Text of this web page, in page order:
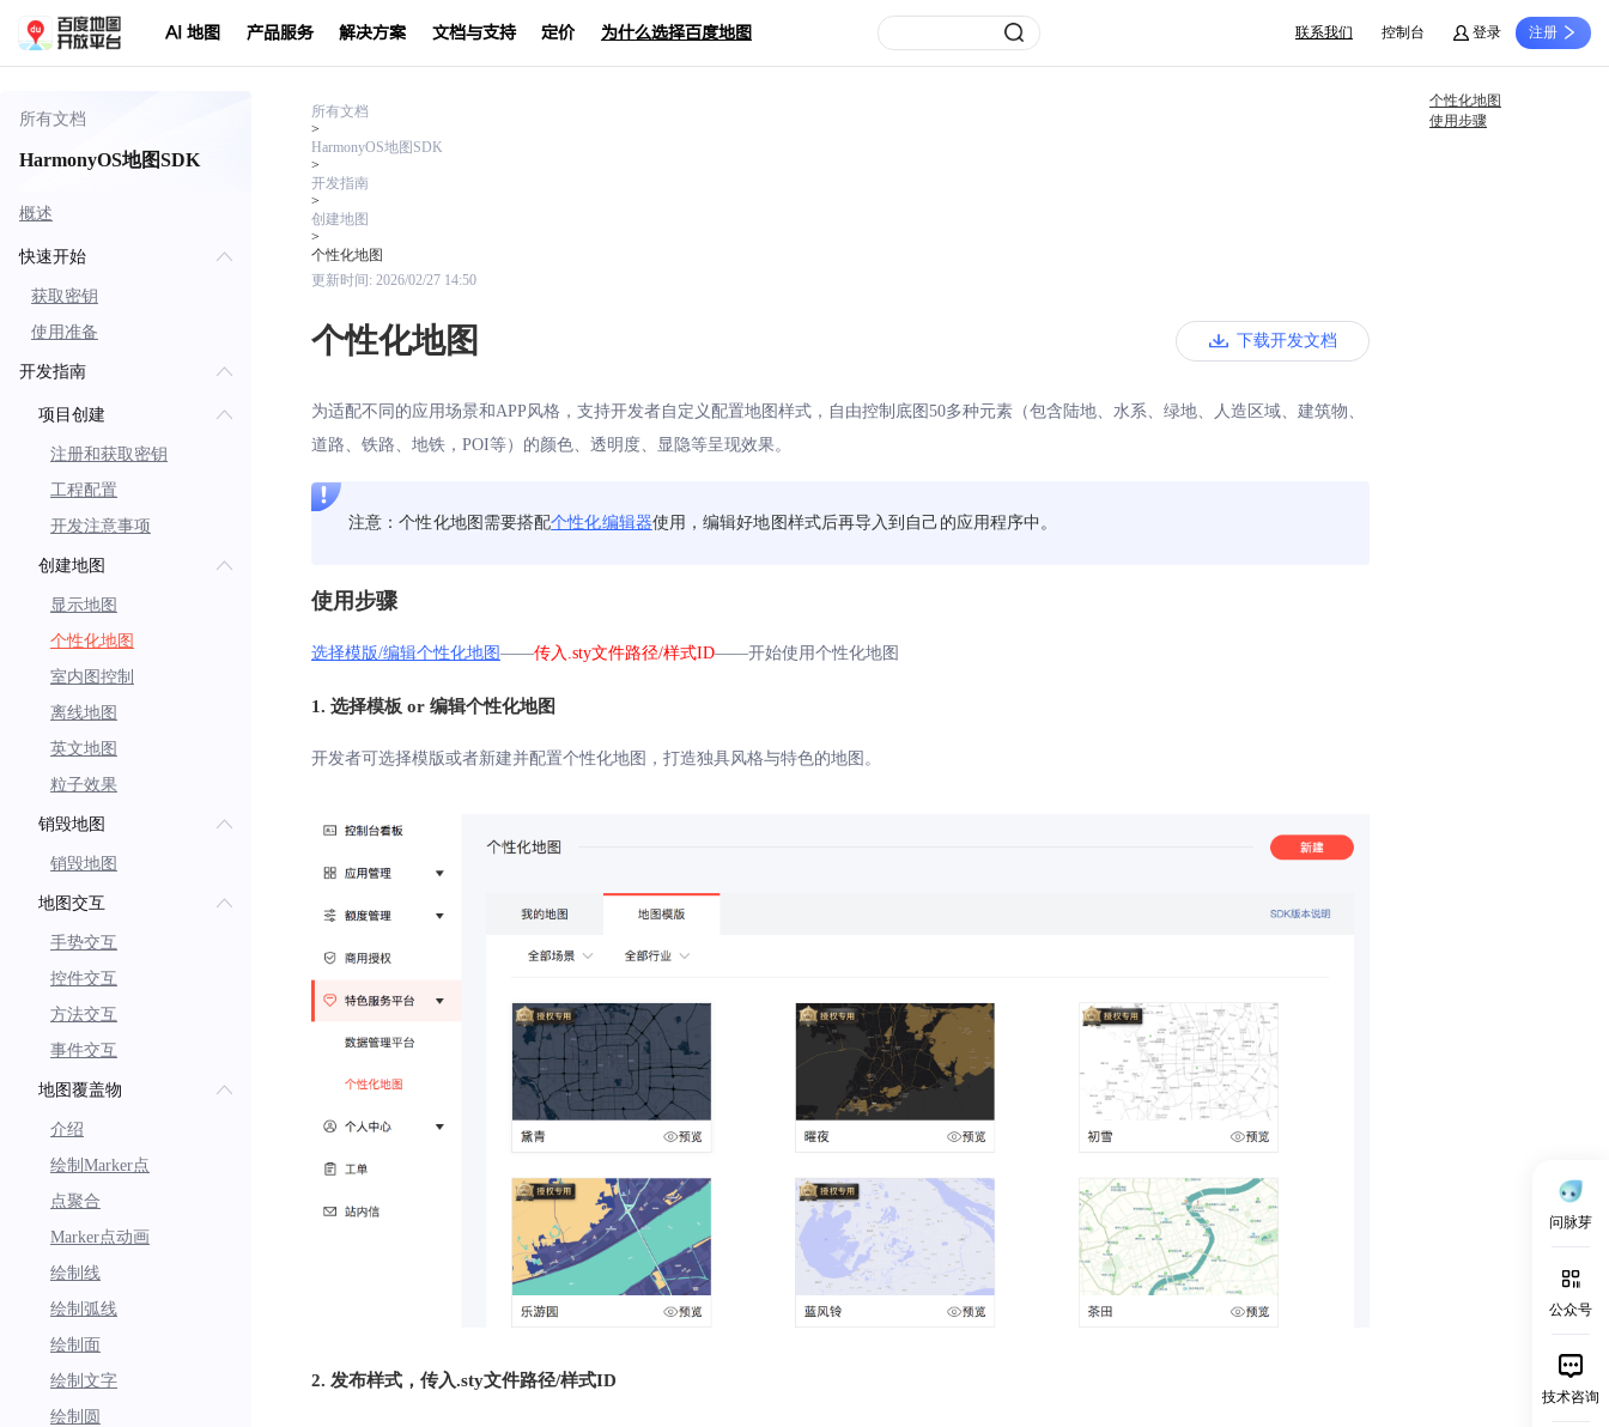
AI 地图 产品服务 解决方案 文档与支持 定价 为什么选择百度地图 联系我们 控制台 登录 注册
问脉芽
公众号
技术咨询
所有文档
HarmonyOS地图SDK
概述
快速开始
获取密钥
使用准备
开发指南
项目创建
注册和获取密钥
工程配置
开发注意事项
创建地图
显示地图
个性化地图
室内图控制
离线地图
英文地图
粒子效果
销毁地图
销毁地图
地图交互
手势交互
控件交互
方法交互
事件交互
地图覆盖物
介绍
绘制Marker点
点聚合
Marker点动画
绘制线
绘制弧线
绘制面
绘制文字
绘制圆
所有文档
>
HarmonyOS地图SDK
>
开发指南
>
创建地图
>
个性化地图
更新时间: 2026/02/27 14:50
个性化地图 下载开发文档
为适配不同的应用场景和APP风格，支持开发者自定义配置地图样式，自由控制底图50多种元素（包含陆地、水系、绿地、人造区域、建筑物、
道路、铁路、地铁，POI等）的颜色、透明度、显隐等呈现效果。
注意：个性化地图需要搭配个性化编辑器使用，编辑好地图样式后再导入到自己的应用程序中。
使用步骤
选择模版/编辑个性化地图——传入.sty文件路径/样式ID——开始使用个性化地图
1. 选择模板 or 编辑个性化地图
开发者可选择模版或者新建并配置个性化地图，打造独具风格与特色的地图。
2. 发布样式，传入.sty文件路径/样式ID
个性化地图
使用步骤